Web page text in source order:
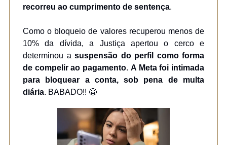
recorreu ao cumprimento de sentença.
Como o bloqueio de valores recuperou menos de
10% da dívida, a Justiça apertou o cerco e
determinou a suspensão do perfil como forma
de compelir ao pagamento. A Meta foi intimada
para bloquear a conta, sob pena de multa
diária. BABADO!! 😬